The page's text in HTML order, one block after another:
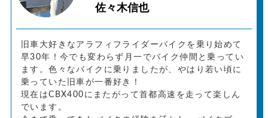
佐々木信也
旧車大好きなアラフィフライダーバイクを乗り始めて
早30年！今でも変わらず月一でバイク仲間と乗ってい
ます。色々なバイクに乗りましたが、やはり若い頃に
乗っていた旧車が一番好き！
現在はCBX400にまたがって首都高速を走って楽しん
でいます。